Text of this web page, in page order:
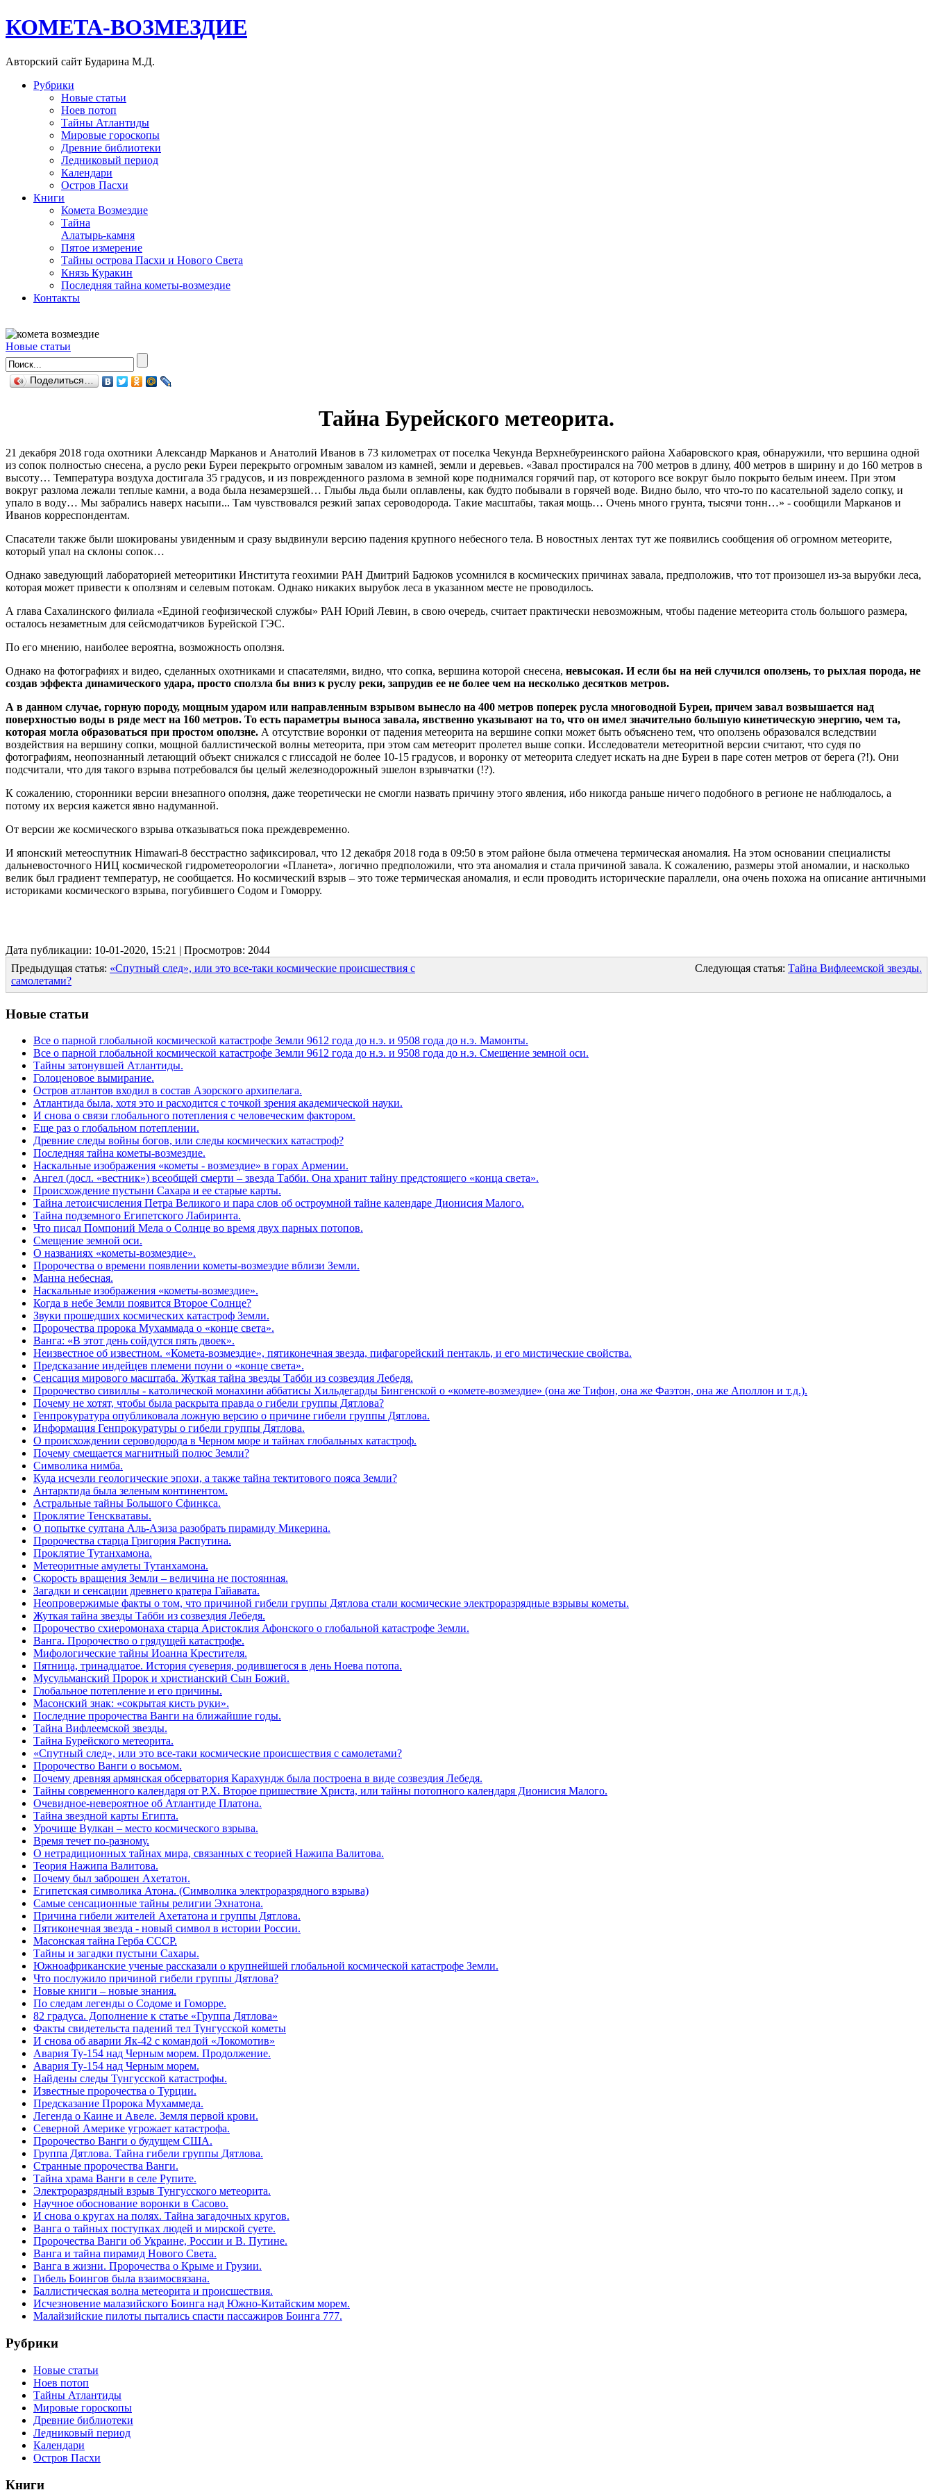
КОМЕТА-ВОЗМЕЗДИЕ
Авторский сайт Бударина М.Д.
Рубрики
Новые статьи
Ноев потоп
Тайны Атлантиды
Мировые гороскопы
Древние библиотеки
Ледниковый период
Календари
Остров Пасхи
Книги
Комета Возмездие
Тайна
Алатырь-камня
Пятое измерение
Тайны острова Пасхи и Нового Света
Князь Куракин
Последняя тайна кометы-возмездие
Контакты
Новые статьи
Поделиться…
Тайна Бурейского метеорита.
21 декабря 2018 года охотники Александр Марканов и Анатолий Иванов в 73 километрах от поселка Чекунда Верхнебуреинского района Хабаровского края, обнаружили, что вершина одной
из сопок полностью снесена, а русло реки Буреи перекрыто огромным завалом из камней, земли и деревьев. «Завал простирался на 700 метров в длину, 400 метров в ширину и до 160 метров в
высоту… Температура воздуха достигала 35 градусов, и из поврежденного разлома в земной коре поднимался горячий пар, от которого все вокруг было покрыто белым инеем. При этом
вокруг разлома лежали теплые камни, а вода была незамерзшей… Глыбы льда были оплавлены, как будто побывали в горячей воде. Видно было, что что-то по касательной задело сопку, и
упало в воду… Мы забрались наверх насыпи... Там чувствовался резкий запах сероводорода. Такие масштабы, такая мощь… Очень много грунта, тысячи тонн…» - сообщили Марканов и
Иванов корреспондентам.
Спасатели также были шокированы увиденным и сразу выдвинули версию падения крупного небесного тела. В новостных лентах тут же появились сообщения об огромном метеорите,
который упал на склоны сопок…
Однако заведующий лабораторией метеоритики Института геохимии РАН Дмитрий Бадюков усомнился в космических причинах завала, предположив, что тот произошел из-за вырубки леса,
которая может привести к оползням и селевым потокам. Однако никаких вырубок леса в указанном месте не проводилось.
А глава Сахалинского филиала «Единой геофизической службы» РАН Юрий Левин, в свою очередь, считает практически невозможным, чтобы падение метеорита столь большого размера,
осталось незаметным для сейсмодатчиков Бурейской ГЭС.
По его мнению, наиболее вероятна, возможность оползня.
Однако на фотографиях и видео, сделанных охотниками и спасателями, видно, что сопка, вершина которой снесена, невысокая. И если бы на ней случился оползень, то рыхлая порода, не
создав эффекта динамического удара, просто сползла бы вниз к руслу реки, запрудив ее не более чем на несколько десятков метров.
А в данном случае, горную породу, мощным ударом или направленным взрывом вынесло на 400 метров поперек русла многоводной Буреи, причем завал возвышается над
поверхностью воды в ряде мест на 160 метров. То есть параметры выноса завала, явственно указывают на то, что он имел значительно большую кинетическую энергию, чем та,
которая могла образоваться при простом оползне. А отсутствие воронки от падения метеорита на вершине сопки может быть объяснено тем, что оползень образовался вследствии
воздействия на вершину сопки, мощной баллистической волны метеорита, при этом сам метеорит пролетел выше сопки. Исследователи метеоритной версии считают, что судя по
фотографиям, неопознанный летающий объект снижался с глиссадой не более 10-15 градусов, и воронку от метеорита следует искать на дне Буреи в паре сотен метров от берега (?!). Они
подсчитали, что для такого взрыва потребовался бы целый железнодорожный эшелон взрывчатки (!?).
К сожалению, сторонники версии внезапного оползня, даже теоретически не смогли назвать причину этого явления, ибо никогда раньше ничего подобного в регионе не наблюдалось, а
потому их версия кажется явно надуманной.
От версии же космического взрыва отказываться пока преждевременно.
И японский метеоспутник Himawari-8 бесстрастно зафиксировал, что 12 декабря 2018 года в 09:50 в этом районе была отмечена термическая аномалия. На этом основании специалисты
дальневосточного НИЦ космической гидрометеорологии «Планета», логично предположили, что эта аномалия и стала причиной завала. К сожалению, размеры этой аномалии, и насколько
велик был градиент температур, не сообщается. Но космический взрыв – это тоже термическая аномалия, и если проводить исторические параллели, она очень похожа на описание античными
историками космического взрыва, погубившего Содом и Гоморру.
Дата публикации: 10-01-2020, 15:21 | Просмотров: 2044
Предыдущая статья: «Спутный след», или это все-таки космические происшествия с
самолетами?
Следующая статья: Тайна Вифлеемской звезды.
Новые статьи
Все о парной глобальной космической катастрофе Земли 9612 года до н.э. и 9508 года до н.э. Мамонты.
Все о парной глобальной космической катастрофе Земли 9612 года до н.э. и 9508 года до н.э. Смещение земной оси.
Тайны затонувшей Атлантиды.
Голоценовое вымирание.
Остров атлантов входил в состав Азорского архипелага.
Атлантида была, хотя это и расходится с точкой зрения академической науки.
И снова о связи глобального потепления с человеческим фактором.
Еще раз о глобальном потеплении.
Древние следы войны богов, или следы космических катастроф?
Последняя тайна кометы-возмездие.
Наскальные изображения «кометы - возмездие» в горах Армении.
Ангел (досл. «вестник») всеобщей смерти – звезда Табби. Она хранит тайну предстоящего «конца света».
Происхождение пустыни Сахара и ее старые карты.
Тайна летоисчисления Петра Великого и пара слов об остроумной тайне календаре Дионисия Малого.
Тайна подземного Египетского Лабиринта.
Что писал Помпоний Мела о Солнце во время двух парных потопов.
Смещение земной оси.
О названиях «кометы-возмездие».
Пророчества о времени появлении кометы-возмездие вблизи Земли.
Манна небесная.
Наскальные изображения «кометы-возмездие».
Когда в небе Земли появится Второе Солнце?
Звуки прошедших космических катастроф Земли.
Пророчества пророка Мухаммада о «конце света».
Ванга: «В этот день сойдутся пять двоек».
Неизвестное об известном. «Комета-возмездие», пятиконечная звезда, пифагорейский пентакль, и его мистические свойства.
Предсказание индейцев племени поуни о «конце света».
Сенсация мирового масштаба. Жуткая тайна звезды Табби из созвездия Лебедя.
Пророчество сивиллы - католической монахини аббатисы Хильдегарды Бингенской о «комете-возмездие» (она же Тифон, она же Фаэтон, она же Аполлон и т.д.).
Почему не хотят, чтобы была раскрыта правда о гибели группы Дятлова?
Генпрокуратура опубликовала ложную версию о причине гибели группы Дятлова.
Информация Генпрокуратуры о гибели группы Дятлова.
О происхождении сероводорода в Черном море и тайнах глобальных катастроф.
Почему смещается магнитный полюс Земли?
Символика нимба.
Куда исчезли геологические эпохи, а также тайна тектитового пояса Земли?
Антарктида была зеленым континентом.
Астральные тайны Большого Сфинкса.
Проклятие Тенскватавы.
О попытке султана Аль-Азиза разобрать пирамиду Микерина.
Пророчества старца Григория Распутина.
Проклятие Тутанхамона.
Метеоритные амулеты Тутанхамона.
Скорость вращения Земли – величина не постоянная.
Загадки и сенсации древнего кратера Гайавата.
Неопровержимые факты о том, что причиной гибели группы Дятлова стали космические электроразрядные взрывы кометы.
Жуткая тайна звезды Табби из созвездия Лебедя.
Пророчество схиеромонаха старца Аристоклия Афонского о глобальной катастрофе Земли.
Ванга. Пророчество о грядущей катастрофе.
Мифологические тайны Иоанна Крестителя.
Пятница, тринадцатое. История суеверия, родившегося в день Ноева потопа.
Мусульманский Пророк и христианский Сын Божий.
Глобальное потепление и его причины.
Масонский знак: «сокрытая кисть руки».
Последние пророчества Ванги на ближайшие годы.
Тайна Вифлеемской звезды.
Тайна Бурейского метеорита.
«Спутный след», или это все-таки космические происшествия с самолетами?
Пророчество Ванги о восьмом.
Почему древняя армянская обсерватория Карахундж была построена в виде созвездия Лебедя.
Тайны современного календаря от Р.Х. Второе пришествие Христа, или тайны потопного календаря Дионисия Малого.
Очевидное-невероятное об Атлантиде Платона.
Тайна звездной карты Египта.
Урочище Вулкан – место космического взрыва.
Время течет по-разному.
О нетрадиционных тайнах мира, связанных с теорией Нажипа Валитова.
Теория Нажипа Валитова.
Почему был заброшен Ахетатон.
Египетская символика Атона. (Символика электроразрядного взрыва)
Самые сенсационные тайны религии Эхнатона.
Причина гибели жителей Ахетатона и группы Дятлова.
Пятиконечная звезда - новый символ в истории России.
Масонская тайна Герба СССР.
Тайны и загадки пустыни Сахары.
Южноафриканские ученые рассказали о крупнейшей глобальной космической катастрофе Земли.
Что послужило причиной гибели группы Дятлова?
Новые книги – новые знания.
По следам легенды о Содоме и Гоморре.
82 градуса. Дополнение к статье «Группа Дятлова»
Факты свидетельста падений тел Тунгусской кометы
И снова об аварии Як-42 с командой «Локомотив»
Авария Ту-154 над Черным морем. Продолжение.
Авария Ту-154 над Черным морем.
Найдены следы Тунгусской катастрофы.
Известные пророчества о Турции.
Предсказание Пророка Мухаммеда.
Легенда о Каине и Авеле. Земля первой крови.
Северной Америке угрожает катастрофа.
Пророчество Ванги о будущем США.
Группа Дятлова. Тайна гибели группы Дятлова.
Странные пророчества Ванги.
Тайна храма Ванги в селе Рупите.
Электроразрядный взрыв Тунгусского метеорита.
Научное обоснование воронки в Сасово.
И снова о кругах на полях. Тайна загадочных кругов.
Ванга о тайных поступках людей и мирской суете.
Пророчества Ванги об Украине, России и В. Путине.
Ванга и тайна пирамид Нового Света.
Ванга в жизни. Пророчества о Крыме и Грузии.
Гибель Боингов была взаимосвязана.
Баллистическая волна метеорита и происшествия.
Исчезновение малазийского Боинга над Южно-Китайским морем.
Малайзийские пилоты пытались спасти пассажиров Боинга 777.
Рубрики
Новые статьи
Ноев потоп
Тайны Атлантиды
Мировые гороскопы
Древние библиотеки
Ледниковый период
Календари
Остров Пасхи
Книги